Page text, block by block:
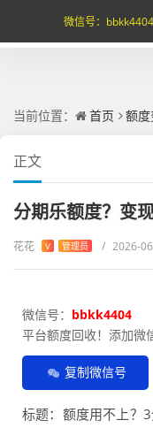
当前位置： 首页 额
正文
分期乐额度？变
花花 V 管理员 / 2026-
微信号： bbkk4404
平台额度回收！添加微
复制微信号
标题：额度用不上？
微信号： bbkk4404